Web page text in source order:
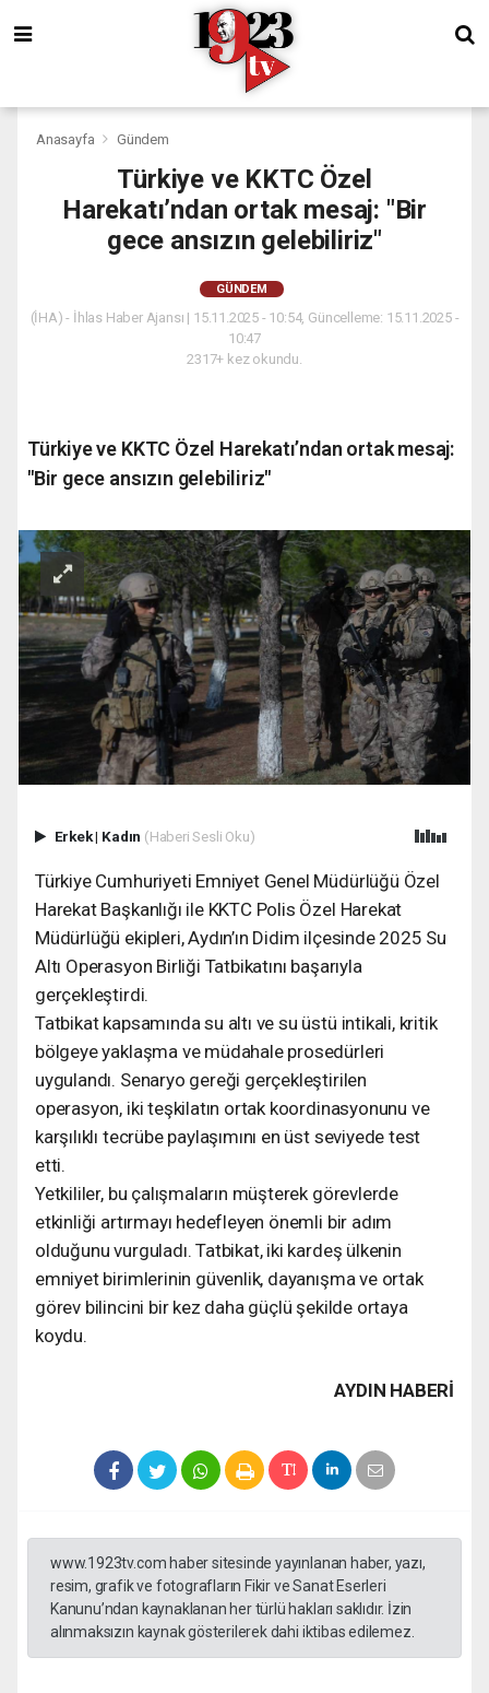
Anasayfa Gündem
Türkiye ve KKTC Özel
Harekatı’ndan ortak mesaj: "Bir
gece ansızın gelebiliriz"
GÜNDEM
(İHA) - İhlas Haber Ajansı | 15.11.2025 - 10:54, Güncelleme: 15.11.2025 -
10:47
2317+ kez okundu.
Türkiye ve KKTC Özel Harekatı’ndan ortak mesaj:
"Bir gece ansızın gelebiliriz"
Erkek| Kadın (Haberi Sesli Oku)
Türkiye Cumhuriyeti Emniyet Genel Müdürlüğü Özel
Harekat Başkanlığı ile KKTC Polis Özel Harekat
Müdürlüğü ekipleri, Aydın’ın Didim ilçesinde 2025 Su
Altı Operasyon Birliği Tatbikatını başarıyla
gerçekleştirdi.
Tatbikat kapsamında su altı ve su üstü intikali, kritik
bölgeye yaklaşma ve müdahale prosedürleri
uygulandı. Senaryo gereği gerçekleştirilen
operasyon, iki teşkilatın ortak koordinasyonunu ve
karşılıklı tecrübe paylaşımını en üst seviyede test
etti.
Yetkililer, bu çalışmaların müşterek görevlerde
etkinliği artırmayı hedefleyen önemli bir adım
olduğunu vurguladı. Tatbikat, iki kardeş ülkenin
emniyet birimlerinin güvenlik, dayanışma ve ortak
görev bilincini bir kez daha güçlü şekilde ortaya
koydu.
AYDIN HABERİ
www.1923tv.com haber sitesinde yayınlanan haber, yazı,
resim, grafik ve fotografların Fikir ve Sanat Eserleri
Kanunu’ndan kaynaklanan her türlü hakları saklıdır. İzin
alınmaksızın kaynak gösterilerek dahi iktibas edilemez.